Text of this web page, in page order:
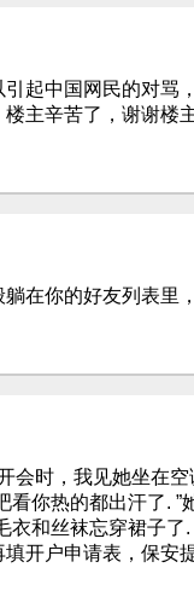
起中国网民的对骂
主辛苦了，谢谢楼
在你的好友列表里
时，我见她坐在空
看你热的都出汗了. ”
毛衣和丝袜忘穿裙
开户申请表，保安